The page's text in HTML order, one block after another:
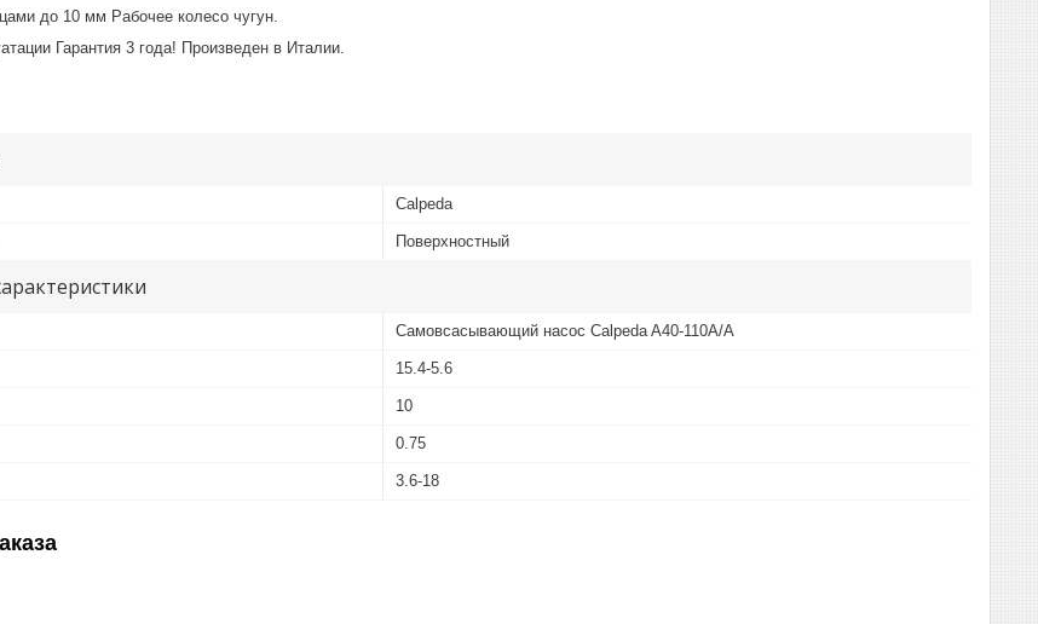
до 10 мм Рабочее колесо чугун.
Гарантия 3 года! Произведен в Италии.
Calpeda
Поверхностный
Самовсасывающий насос Calpeda A40-110A/A
15.4-5.6
10
0.75
3.6-18